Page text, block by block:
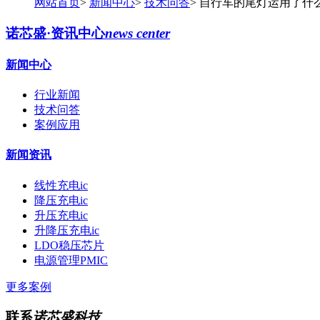
诺芯盛·资讯中心news center
新闻中心
行业新闻
技术问答
案例应用
新闻资讯
线性充电ic
降压充电ic
升压充电ic
升降压充电ic
LDO稳压芯片
电源管理PMIC
更多案例
联系诺芯盛科技